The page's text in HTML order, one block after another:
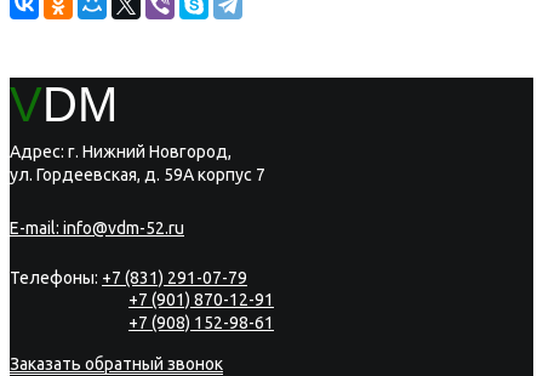
VDM
Адрес: г. Нижний Новгород,
ул. Гордеевская, д. 59А корпус 7
E-mail: info@vdm-52.ru
Телефоны: +7 (831) 291-07-79
+7 (901) 870-12-91
+7 (908) 152-98-61
Заказать обратный звонок